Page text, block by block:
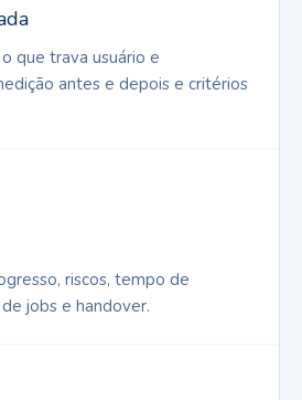
que trava usuário e
antes e depois e critérios
riscos, tempo de
jobs e handover.